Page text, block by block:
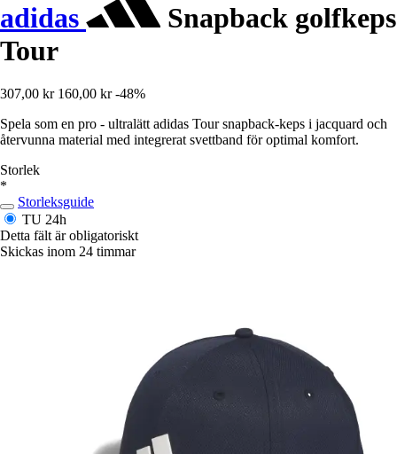
adidas
Snapback golfkeps
Tour
307,00 kr 160,00 kr -48%
Spela som en pro - ultralätt adidas Tour snapback-keps i jacquard och
återvunna material med integrerat svettband för optimal komfort.
Storlek
*
Storleksguide
TU 24h
Detta fält är obligatoriskt
Skickas inom 24 timmar